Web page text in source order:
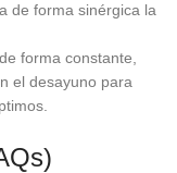
de forma sinérgica la
forma constante,
el desayuno para